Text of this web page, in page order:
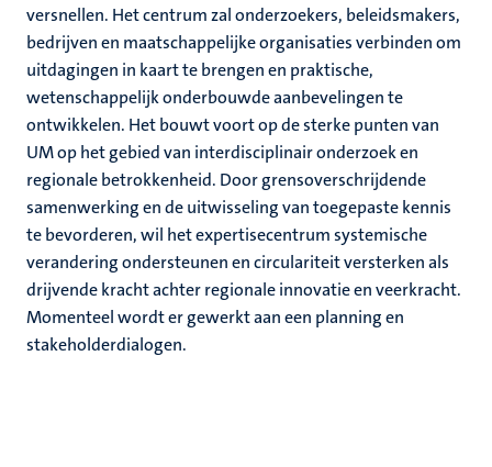
versnellen. Het centrum zal onderzoekers, beleidsmakers,
bedrijven en maatschappelijke organisaties verbinden om
uitdagingen in kaart te brengen en praktische,
wetenschappelijk onderbouwde aanbevelingen te
ontwikkelen. Het bouwt voort op de sterke punten van
UM op het gebied van interdisciplinair onderzoek en
regionale betrokkenheid. Door grensoverschrijdende
samenwerking en de uitwisseling van toegepaste kennis
te bevorderen, wil het expertisecentrum systemische
verandering ondersteunen en circulariteit versterken als
drijvende kracht achter regionale innovatie en veerkracht.
Momenteel wordt er gewerkt aan een planning en
stakeholderdialogen.